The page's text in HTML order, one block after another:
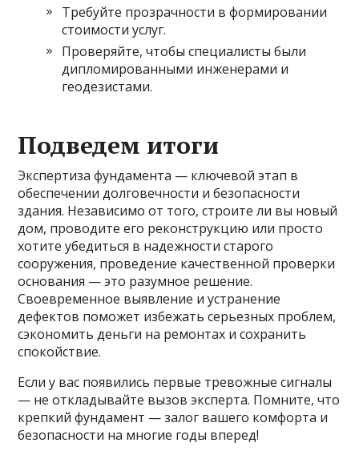
Требуйте прозрачности в формировании
стоимости услуг.
Проверяйте, чтобы специалисты были
дипломированными инженерами и
геодезистами.
Подведем итоги
Экспертиза фундамента — ключевой этап в
обеспечении долговечности и безопасности
здания. Независимо от того, строите ли вы новый
дом, проводите его реконструкцию или просто
хотите убедиться в надежности старого
сооружения, проведение качественной проверки
основания — это разумное решение.
Своевременное выявление и устранение
дефектов поможет избежать серьезных проблем,
сэкономить деньги на ремонтах и сохранить
спокойствие.
Если у вас появились первые тревожные сигналы
— не откладывайте вызов эксперта. Помните, что
крепкий фундамент — залог вашего комфорта и
безопасности на многие годы вперед!